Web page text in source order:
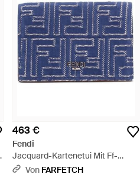
463 €
Fendi
Jacquard-Kartenetui Mit Ff-
Muster - Blau
Von FARFETCH